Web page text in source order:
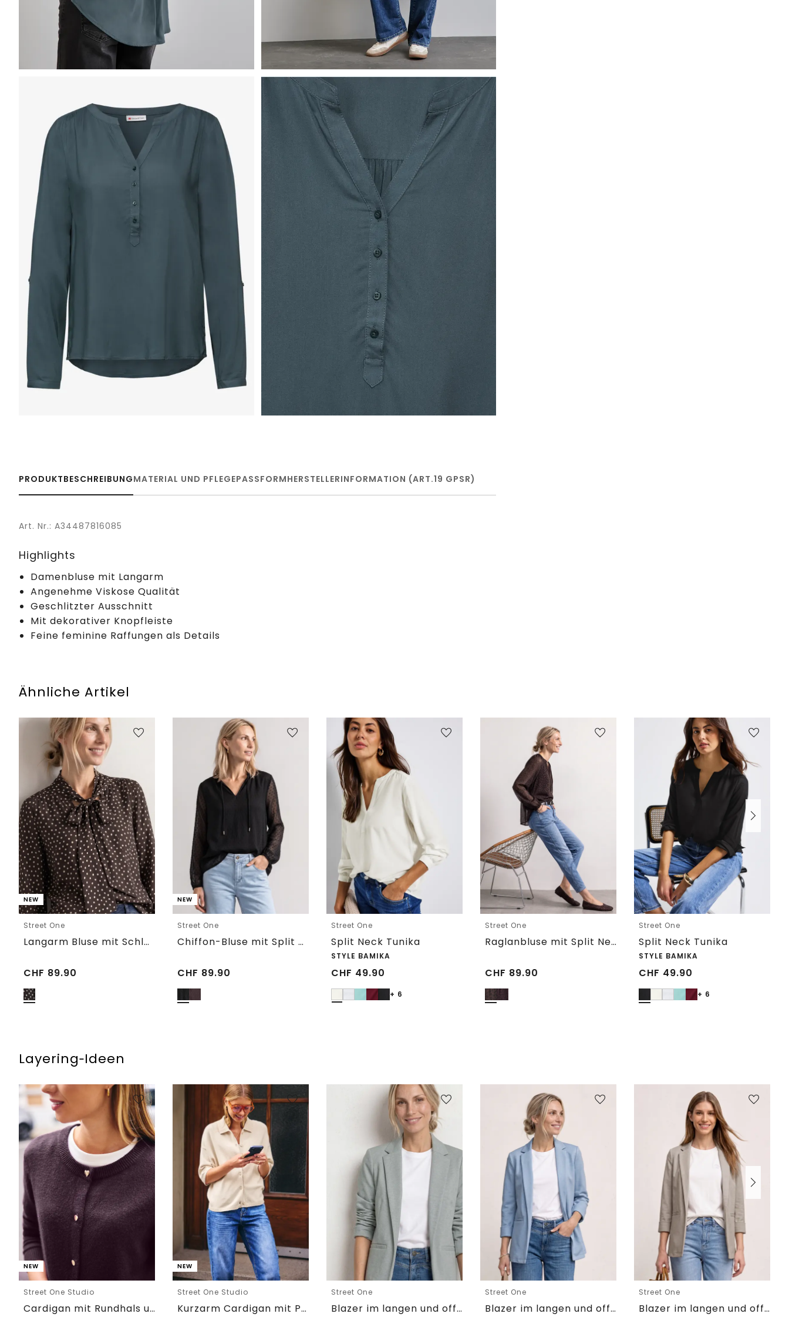
PRODUKTBESCHREIBUNGMATERIAL UND PFLEGEPASSFORMHERSTELLERINFORMATION (ART.19 GPSR)
Art. Nr.: A34487816085
Highlights
Damenbluse mit Langarm
Angenehme Viskose Qualität
Geschlitzter Ausschnitt
Mit dekorativer Knopfleiste
Feine feminine Raffungen als Details
Ähnliche Artikel
NEW
Street One
Langarm Bluse mit Schleifendetail
CHF 89.90
NEW
Street One
Chiffon-Bluse mit Split Neck und Bändern
CHF 89.90
Street One
Split Neck Tunika
STYLE BAMIKA
CHF 49.90
+ 6
Street One
Raglanbluse mit Split Neck und Print
CHF 89.90
Street One
Split Neck Tunika
STYLE BAMIKA
CHF 49.90
+ 6
Layering‑Ideen
NEW
Street One Studio
Cardigan mit Rundhals und Knöpfen
NEW
Street One Studio
Kurzarm Cardigan mit Polokragen
Street One
Blazer im langen und offenen Schnitt
Street One
Blazer im langen und offenen Schnitt
Street One
Blazer im langen und offenen Schnitt